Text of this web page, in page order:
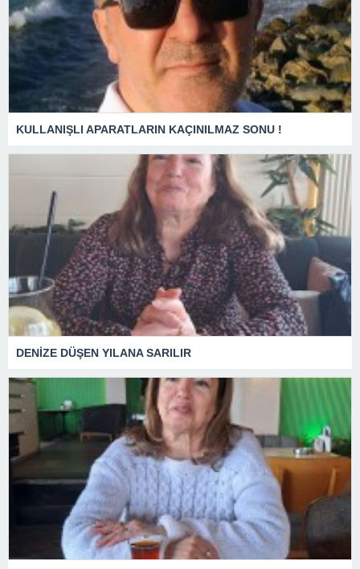
KULLANIŞLI APARATLARIN KAÇINILMAZ SONU !
DENİZE DÜŞEN YILANA SARILIR